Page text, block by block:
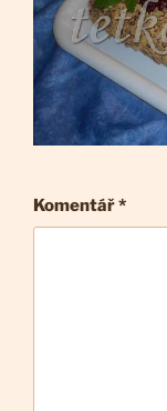
Komentář*